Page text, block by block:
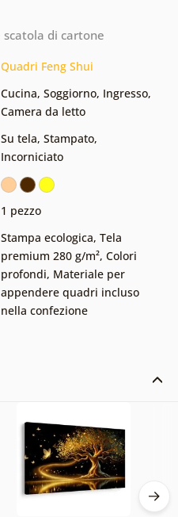
di cartone
Quadri Feng Shui
Cucina, Soggiorno, Ingresso,
Camera da letto
Su tela, Stampato,
Incorniciato
1 pezzo
Stampa ecologica, Tela
premium 280 g/m², Colori
profondi, Materiale per
appendere quadri incluso
nella confezione